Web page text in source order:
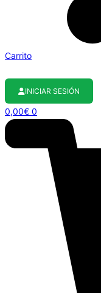
Carrito
INICIAR SESIÓN
0,00€ 0